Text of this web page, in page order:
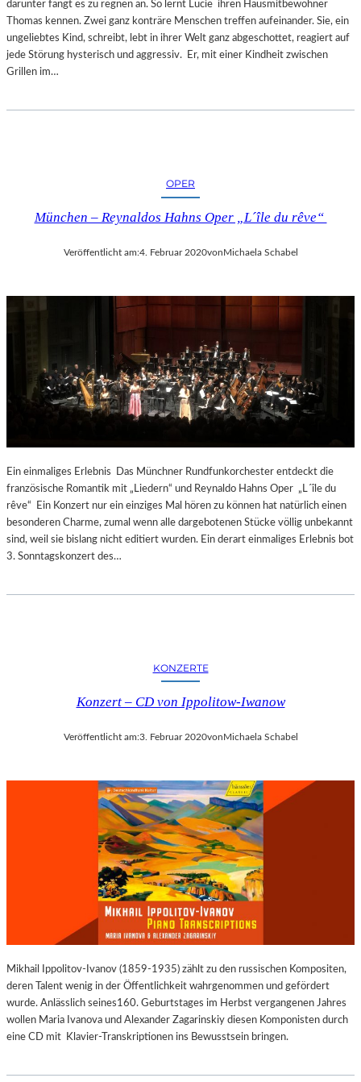
darunter fängt es zu regnen an. So lernt Lucie ihren Hausmitbewohner
Thomas kennen. Zwei ganz konträre Menschen treffen aufeinander. Sie, ein
ungeliebtes Kind, schreibt, lebt in ihrer Welt ganz abgeschottet, reagiert auf
jede Störung hysterisch und aggressiv. Er, mit einer Kindheit zwischen
Grillen im…
OPER
München – Reynaldos Hahns Oper „L´île du rêve“
Veröffentlicht am:4. Februar 2020vonMichaela Schabel
Ein einmaliges Erlebnis Das Münchner Rundfunkorchester entdeckt die
französische Romantik mit „Liedern“ und Reynaldo Hahns Oper „L´île du
rêve“ Ein Konzert nur ein einziges Mal hören zu können hat natürlich einen
besonderen Charme, zumal wenn alle dargebotenen Stücke völlig unbekannt
sind, weil sie bislang nicht editiert wurden. Ein derart einmaliges Erlebnis bot
3. Sonntagskonzert des…
KONZERTE
Konzert – CD von Ippolitow-Iwanow
Veröffentlicht am:3. Februar 2020vonMichaela Schabel
Mikhail Ippolitov-Ivanov (1859-1935) zählt zu den russischen Kompositen,
deren Talent wenig in der Öffentlichkeit wahrgenommen und gefördert
wurde. Anlässlich seines160. Geburtstages im Herbst vergangenen Jahres
wollen Maria Ivanova und Alexander Zagarinskiy diesen Komponisten durch
eine CD mit Klavier-Transkriptionen ins Bewusstsein bringen.